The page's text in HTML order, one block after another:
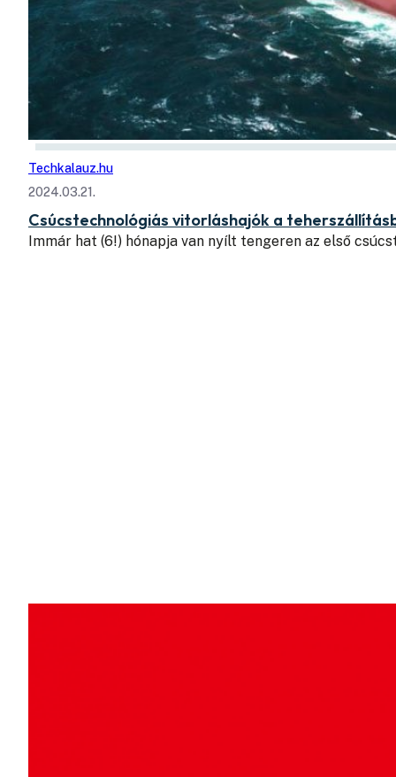
Techkalauz.hu
2024.03.21.
Csúcstechnológiás vitorláshajók a
Immár hat (6!) hónapja van nyílt tengeren az első